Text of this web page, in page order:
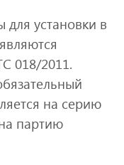
установки в
018/2011.
на серию
партию